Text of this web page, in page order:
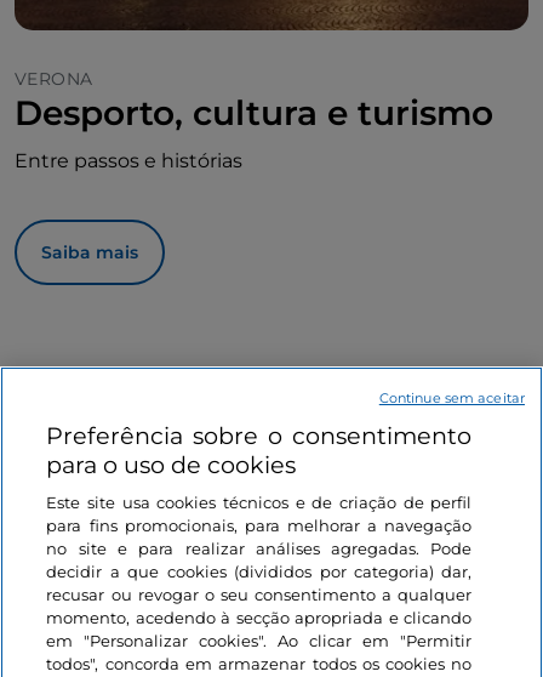
VERONA
Desporto, cultura e turismo
Entre passos e histórias
Saiba mais
Informações sobre o site
Ligações úteis
Iniciar sessão
Mantenha-se em contacto
Preferência sobre o consentimento
para o uso de cookies
Este site usa cookies técnicos e de criação de perfil
para fins promocionais, para melhorar a navegação
no site e para realizar análises agregadas. Pode
decidir a que cookies (divididos por categoria) dar,
recusar ou revogar o seu consentimento a qualquer
momento, acedendo à secção apropriada e clicando
em "Personalizar cookies". Ao clicar em "Permitir
todos", concorda em armazenar todos os cookies no
Continue sem aceitar